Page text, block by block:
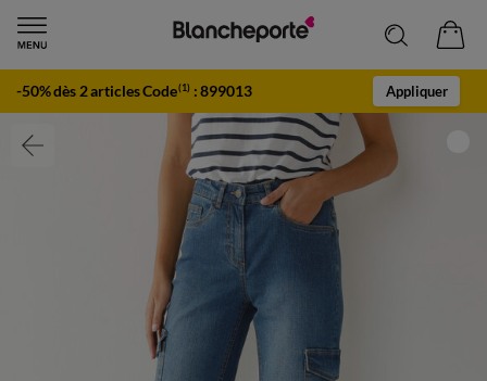
-50% dès 2 articles Code(1) :899013 Appliquer